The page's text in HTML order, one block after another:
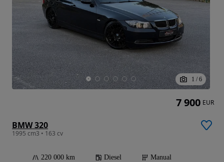
1 / 6
BMW 320
1995 cm3 • 163 cv
220 000 km Diesel
Manual
7 900 EUR